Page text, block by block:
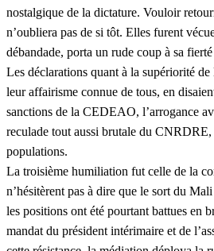
nostalgique de la dictature. Vouloir
n’oubliera pas de si tôt. Elles furent
débandade, porta un rude coup à sa
Les déclarations quant à la supériorité
leur affairisme connue de tous, en
sanctions de la CEDEAO, l’arrogance
reculade tout aussi brutale du
populations.
La troisième humiliation fut celle de la
n’hésitèrent pas à dire que le sort du
les positions ont été pourtant battues en
mandat du président intérimaire et de